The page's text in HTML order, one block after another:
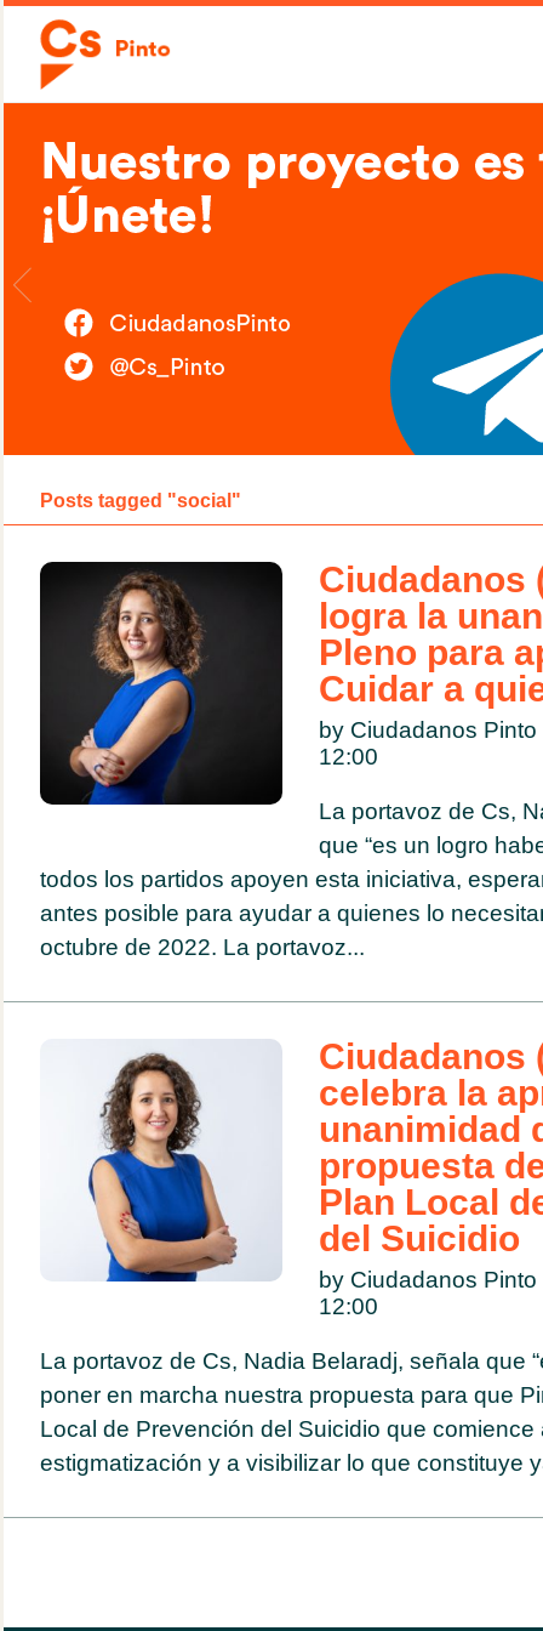
Posts tagged "social"
Ciudadanos
logra la
Pleno para
Cuidar a
by Ciudadanos
12:00
La portavoz de Cs,
que “es un logro
todos los partidos apoyen esta iniciativa,
antes posible para ayudar a quienes lo
octubre de 2022. La portavoz...
Ciudadanos
celebra la
unanimidad
propuesta
Plan Local
del Suicidio
by Ciudadanos
12:00
La portavoz de Cs, Nadia Belaradj, señala que
poner en marcha nuestra propuesta para que
Local de Prevención del Suicidio que comience
estigmatización y a visibilizar lo que constituye